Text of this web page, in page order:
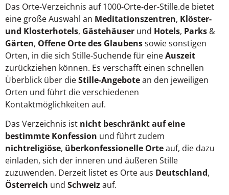
Das Orte-Verzeichnis auf 1000-Orte-der-Stille.de bietet
eine große Auswahl an Meditationszentren, Klöster-
und Klosterhotels, Gästehäuser und Hotels, Parks &
Gärten, Offene Orte des Glaubenssowie sonstigen
Orten, in die sich Stille-Suchende für eineAuszeit
zurückziehen können. Es verschafft einen schnellen
Überblick über dieStille-Angebotean den jeweiligen
Orten und führt die verschiedenen
Kontaktmöglichkeiten auf.
Das Verzeichnis ist nicht beschränkt auf eine
bestimmte Konfession und führt zudem
nichtreligiöse, überkonfessionelle Orteauf, die dazu
einladen, sich der inneren und äußeren Stille
zuzuwenden. Derzeit listet es Orte aus Deutschland,
Österreich und Schweizauf.